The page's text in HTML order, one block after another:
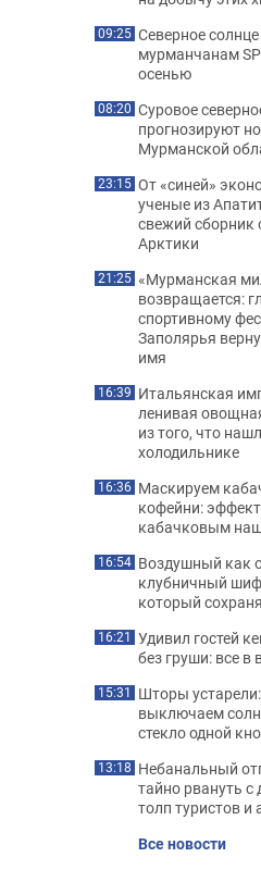
09:25 Северное
мурманчанам
осенью
08:20 Суровое
прогнозируют
Мурманской
23:15 От «синей»
ученые из
свежий сборник
Арктики
21:25 «Мурманская
возвращается:
спортивному
Заполярья
имя
16:39 Итальянская
ленивая
из того, что
холодильнике
16:36 Маскируем
кофейни:
кабачковым
16:54 Воздушный как
клубничный
который
16:21 Удивил гостей
без груши: все в
15:31 Шторы
выключаем
стекло одной
13:18 Небанальный
тайно рвануть с
толп туристов
Все новости